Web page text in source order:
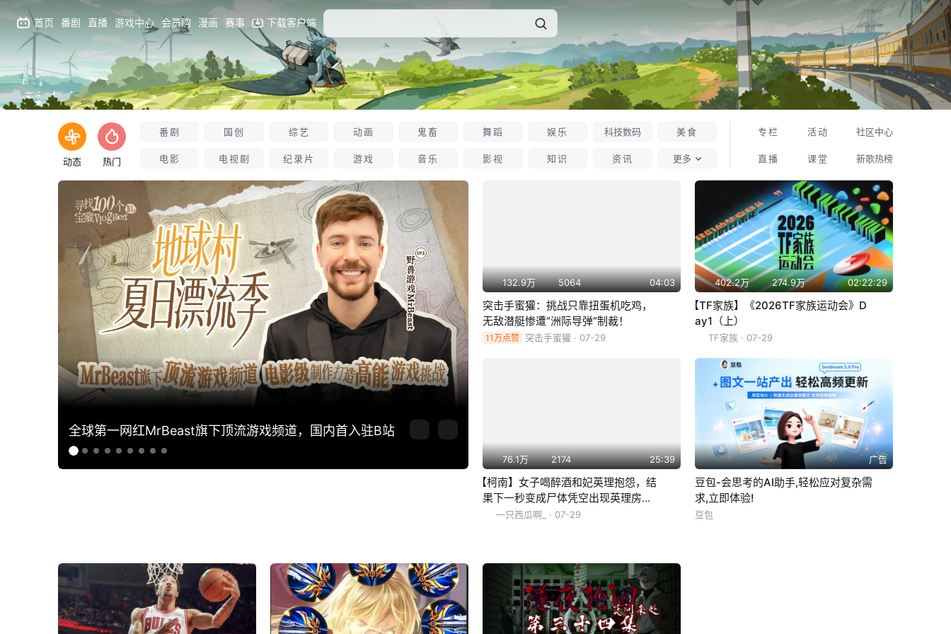
首页 番剧 直播 游戏中心 会员购 漫画 赛事 下载客户端
动态 热门
番剧
电影
国创
电视剧
综艺
纪录片
动画
游戏
鬼畜
音乐
舞蹈
影视
娱乐
知识
科技数码
资讯
美食
更多
专栏
直播
活动
课堂
社区中心
新歌热榜
全球第一网红MrBeast旗下顶流游戏频道，国内首入驻B站
132.9万 5064 04:03
突击手蜜獾：挑战只靠扭蛋机吃鸡，
无敌潜艇惨遭“洲际导弹”制裁！
11万点赞 突击手蜜獾 · 07-29
402.2万 274.9万 02:22:29
【TF家族】《2026TF家族运动会》D
ay1（上）
TF家族 · 07-29
76.1万 2174 25:39
【柯南】女子喝醉酒和妃英理抱怨，结
果下一秒变成尸体凭空出现英理房间
，西瓜带你回顾柯南趣味案件《最糟
一只西瓜啊_ · 07-29
广告
豆包-会思考的AI助手,轻松应对复杂需
求,立即体验!
豆包